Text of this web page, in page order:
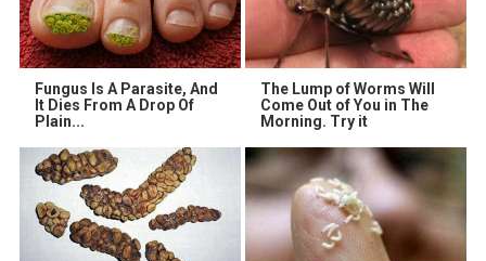
Fungus Is A Parasite, And
It Dies From A Drop Of
Plain...
The Lump of Worms Will
Come Out of You in The
Morning. Try it